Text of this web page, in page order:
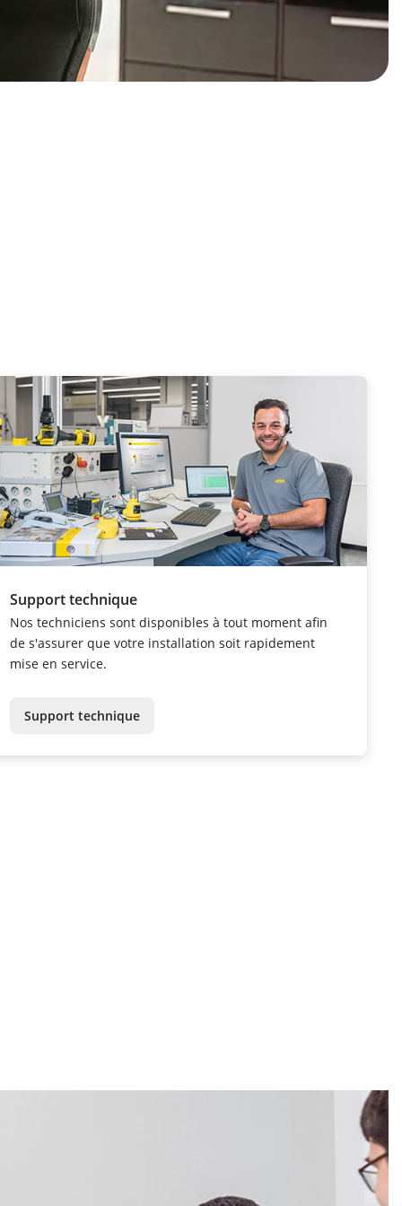
Support technique
Nos techniciens sont disponibles à tout moment afin
de s'assurer que votre installation soit rapidement
mise en service.
Support technique